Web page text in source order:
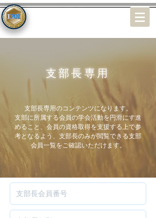
支部長専用
支部長専用のコンテンツになります。
支部に所属する会員の学会活動を円滑にす進
めること、会員の資格取得を支援する上で参
考となるよう、支部長のみが閲覧できる支部
会員一覧をご確認いただけます。